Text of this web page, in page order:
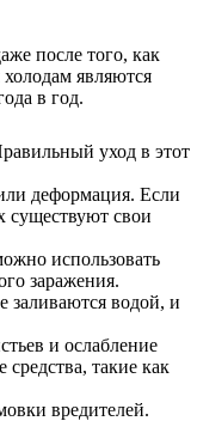
после того, как
являются
в год.
уход в этот
деформация. Если
существуют свои
использовать
заражения.
заливаются водой, и
и ослабление
такие как
вредителей.